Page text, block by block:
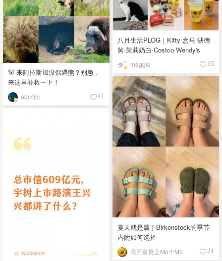
八月生活PLOG｜Kitty·盒马·缺德
舅·茉莉奶白·Costco·Wendy's
maggie 35
🐻 来阿拉斯加没偶遇熊？别急，
来这里补救一下！
abc個c 41
夏天就是属于Birkenstock的季节-
内附如何选择
花开富贵之Mo个Mo 21